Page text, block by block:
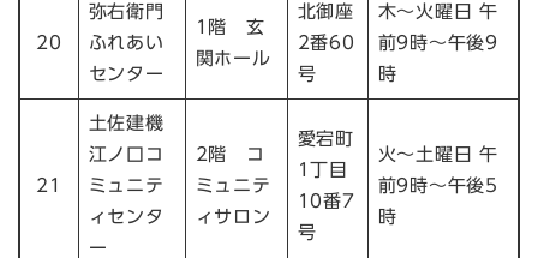
20
弥右衛門
ふれあい
センター
1階 玄
関ホール
北御座
2番60
号
木～火曜日 午
前9時～午後9
時
21
土佐建機
江ノ口コ
ミュニテ
ィセンタ
ー
2階 コ
ミュニテ
ィサロン
愛宕町
1丁目
10番7
号
火～土曜日 午
前9時～午後5
時